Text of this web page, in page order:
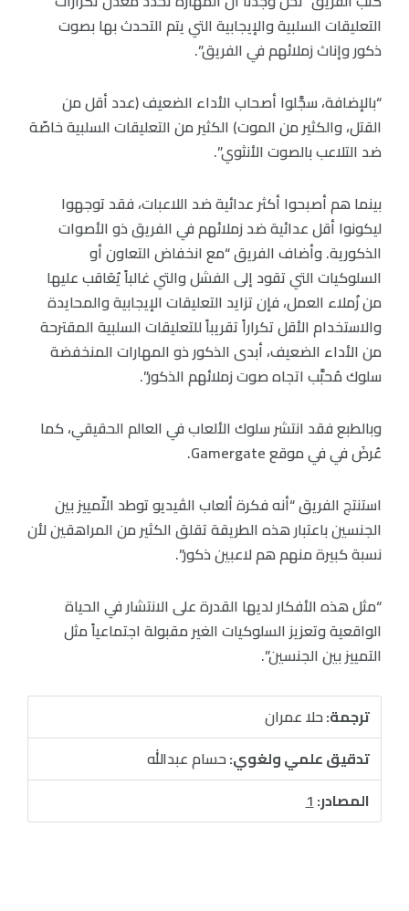
التعليقات السلبية والإيجابية التي يتم التحدث بها بصوت
ذكور وإناث زملائهم في الفريق”.
“بالإضافة، سجَّلوا أصحاب الأداء الضعيف (عدد أقل من
القتل، والكثير من الموت) الكثير من التعليقات السلبية خاصّة
ضد التلاعب بالصوت الأنثوي”.
بينما هم أصبحوا أكثر عدائية ضد اللاعبات، فقد توجهوا
ليكونوا أقل عدائية ضد زملائهم في الفريق ذو الأصوات
الذكورية. وأضاف الفريق “مع انخفاض التعاون أو
السلوكيات التي تقود إلى الفشل والتي غالباً يُعَاقب عليها
من زُملاء العمل، فإن تزايد التعليقات الإيجابية والمحايدة
والاستخدام الأقل تكراراً تقريباً للتعليقات السلبية المقترحة
من الأداء الضعيف، أبدى الذكور ذو المهارات المنخفضة
سلوك مُحبَّب اتجاه صوت زملائهم الذكور”.
وبالطبع فقد انتشر سلوك الألعاب في العالم الحقيقي، كما
عُرضَ في في موقع Gamergate.
استنتج الفريق “أنه فكرة ألعاب الڤيديو توطد التّمييز بين
الجنسين باعتبار هذه الطريقة تقلق الكثير من المراهقين لأن
نسبة كبيرة منهم هم لاعبين ذكور”.
“مثل هذه الأفكار لديها القدرة على الانتشار في الحياة
الواقعية وتعزيز السلوكيات الغير مقبولة اجتماعياً مثل
التمييز بين الجنسين”.
ترجمة:حلا عمران
تدقيق علمي ولغوي:حسام عبدالله
المصادر:1